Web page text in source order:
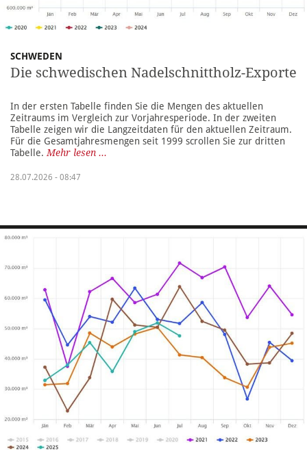
SCHWEDEN
Die schwedischen Nadelschnittholz-Exporte
In der ersten Tabelle finden Sie die Mengen des aktuellen
Zeitraums im Vergleich zur Vorjahresperiode. In der zweiten
Tabelle zeigen wir die Langzeitdaten für den aktuellen Zeitraum.
Für die Gesamtjahresmengen seit 1999 scrollen Sie zur dritten
Tabelle. Mehr lesen ...
28.07.2026 - 08:47